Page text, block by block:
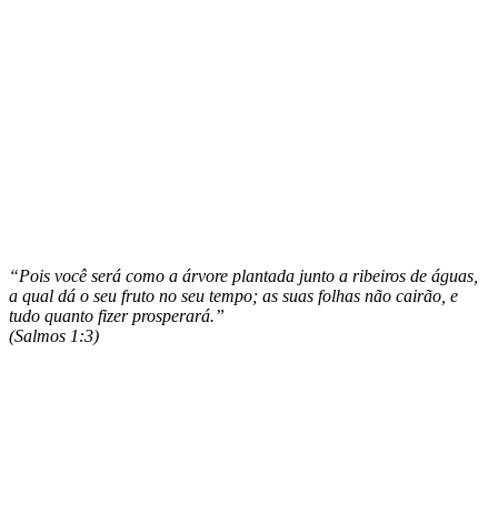
“Pois você será como a árvore plantada junto a ribeiros de águas,
a qual dá o seu fruto no seu tempo; as suas folhas não cairão, e
tudo quanto fizer prosperará.”
(Salmos 1:3)